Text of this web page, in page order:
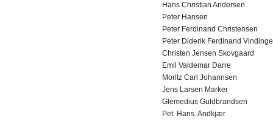
Hans Christian Andersen
Peter Hansen
Peter Ferdinand Christensen
Peter Diderik Ferdinand Vindinge
Christen Jensen Skovgaard
Emil Valdemar Darre
Moritz Carl Johannsen
Jens Larsen Marker
Glemedius Guldbrandsen
Pet. Hans. Andkjær